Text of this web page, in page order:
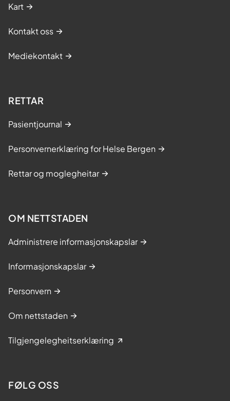
Kart
Kontakt oss
Mediekontakt
RETTAR
Pasientjournal
Personvernerklæring for Helse Bergen
Rettar og moglegheitar
OM NETTSTADEN
Administrere informasjonskapslar
Informasjonskapslar
Personvern
Om nettstaden
Tilgjengelegheitserklæring
FØLG OSS